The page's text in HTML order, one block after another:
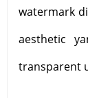
watermark
aesthetic
transparent